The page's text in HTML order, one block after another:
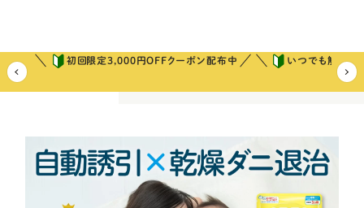
初回限定3,000円OFFクーポン配布中
いつでも解約可
ホーム
ダニ退治には